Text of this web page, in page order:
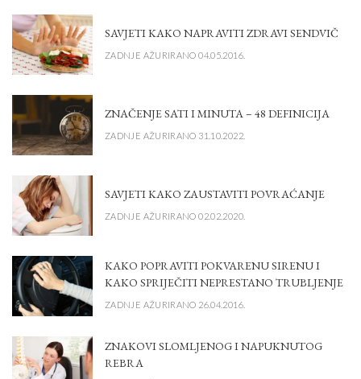
SAVJETI KAKO NAPRAVITI ZDRAVI SENDVIČ
ZADNJE AŽURIRANO 04.05.2016.
ZNAČENJE SATI I MINUTA – 48 DEFINICIJA
ZADNJE AŽURIRANO 31.10.2022.
SAVJETI KAKO ZAUSTAVITI POVRAĆANJE
ZADNJE AŽURIRANO 02.02.2020.
KAKO POPRAVITI POKVARENU SIRENU I
KAKO SPRIJEČITI NEPRESTANO TRUBLJENJE
ZADNJE AŽURIRANO 26.04.2016.
ZNAKOVI SLOMLJENOG I NAPUKNUTOG
REBRA